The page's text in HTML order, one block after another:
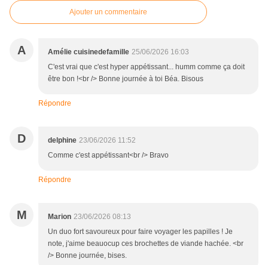
Ajouter un commentaire
A Amélie cuisinedefamille 25/06/2026 16:03
C'est vrai que c'est hyper appétissant... humm comme ça doit
être bon !<br /> Bonne journée à toi Béa. Bisous
Répondre
D delphine 23/06/2026 11:52
Comme c'est appétissant<br /> Bravo
Répondre
M Marion 23/06/2026 08:13
Un duo fort savoureux pour faire voyager les papilles ! Je
note, j'aime beauocup ces brochettes de viande hachée. <br
/> Bonne journée, bises.